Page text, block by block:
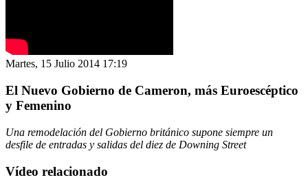
Martes, 15 Julio 2014 17:19
El Nuevo Gobierno de Cameron, más Euroescéptico
y Femenino
Una remodelación del Gobierno británico supone siempre un
desfile de entradas y salidas del diez de Downing Street
Vídeo relacionado